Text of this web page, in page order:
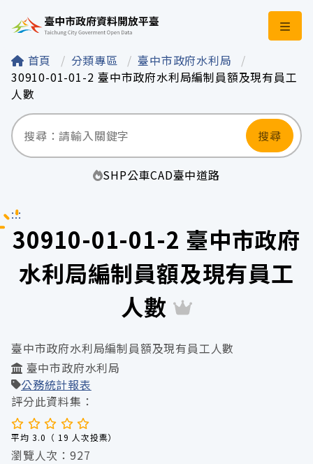
臺中市政府資料開
首頁 分類專區
臺中市政府水利局
30910-01-01-2 臺中市政府水利局編制員額及現有員工
人數
搜尋
SHP公車CAD臺中道路
:::
30910-01-01-2 臺中市政府
水利局編制員額及現有員工
人數
臺中市政府水利局編制員額及現有員工人數
臺中市政府水利局
公務統計報表
評分此資料集：
平均 3.0（ 19 人次投票）
瀏覽人次：927